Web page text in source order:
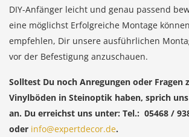
DIY-Anfänger leicht und genau passend
eine möglichst Erfolgreiche Montage
empfehlen, Dir unsere ausführlichen
vor der Befestigung anzuschauen.
Solltest Du noch Anregungen oder Fragen
Vinylböden in Steinoptik haben, sprich
an. Du erreichst uns unter: Tel.: 05468 /
oder info@expertdecor.de.